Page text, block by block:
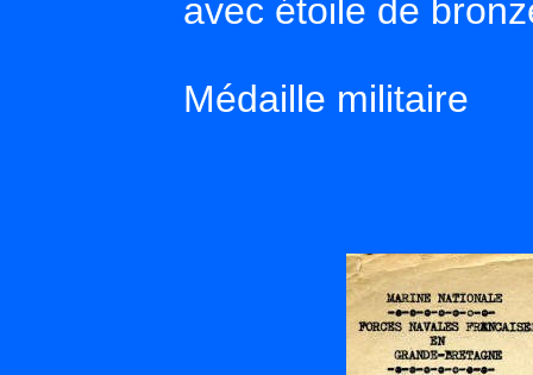
avec étoile de
Médaille militaire